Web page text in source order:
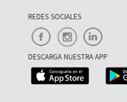
REDES SOCIALES
DESCARGA NUESTRA APP